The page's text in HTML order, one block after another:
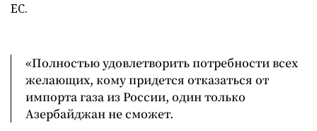
ЕС.
«Полностью удовлетворить потребности всех
желающих, кому придется отказаться от
импорта газа из России, один только
Азербайджан не сможет.